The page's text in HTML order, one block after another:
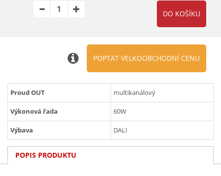
POPTAT VELKOOBCHODNÍ CENU
Proud OUT multikanálový
Výkonová řada 60W
Výbava DALI
POPIS PRODUKTU